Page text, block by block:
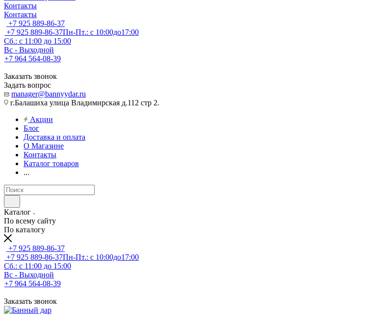
Контакты
Контакты
+7 925 889-86-37
+7 925 889-86-37Пн-Пт.: с 10:00до17:00
Сб.: с 11:00 до 15:00
Вс - Выходной
+7 964 564-08-39
Заказать звонок
Задать вопрос
manager@bannyydar.ru
г.Балашиха улица Владимирская д.112 стр 2.
Акции
Блог
Доставка и оплата
О Магазине
Контакты
Каталог товаров
...
Каталог
По всему сайту
По каталогу
+7 925 889-86-37
+7 925 889-86-37Пн-Пт.: с 10:00до17:00
Сб.: с 11:00 до 15:00
Вс - Выходной
+7 964 564-08-39
Заказать звонок